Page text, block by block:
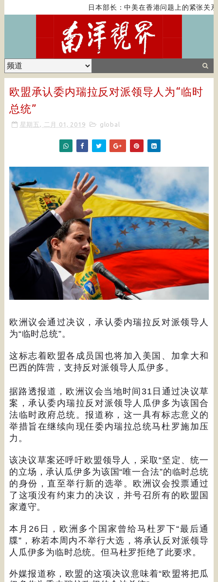
日本部长：中美在香港问题上的紧张关系
欧盟承认委内瑞拉反对派领导人为“临时
总统”
星期五, 二月 01, 2019 global
欧洲议会通过决议，承认委内瑞拉反对派领导人
为“临时总统”。
这标志着欧盟各成员国也将加入美国、加拿大和
巴西的阵营，支持反对派领导人瓜伊多。
据路透报道，欧洲议会当地时间 31 日通过决议草
案，承认委内瑞拉反对派领导人瓜伊多为该国合
法临时政府总统。报道称，这一具有标志意义的
举措旨在继续向现任委内瑞拉总统马杜罗施加压
力。
该决议草案还呼吁欧盟领导人，采取“坚定、统一
的立场，承认瓜伊多为该国“唯一合法”的临时总统
的身份，直至举行新的选举。欧洲议会投票通过
了这项没有约束力的决议，并号召所有的欧盟国
家遵守。
本月 26 日，欧洲多个国家曾给马杜罗下“最后通
牒” ，称若本周内不举行大选，将承认反对派领导
人瓜伊多为临时总统。但马杜罗拒绝了此要求。
外媒报道称，欧盟的这项决议意味着“欧盟将把瓜